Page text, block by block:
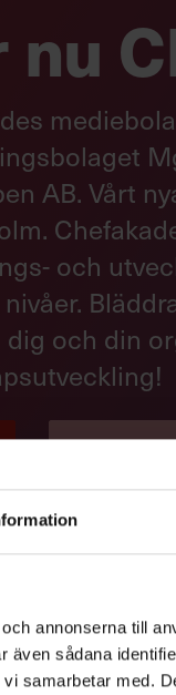
annonserna till
sådana
samarbetar med.
AB. Vårt
och
och din
IN